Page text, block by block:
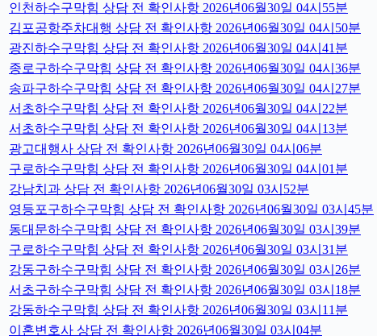
인천하수구막힘 상담 전 확인사항 2026년06월30일 04시55분
김포공항주차대행 상담 전 확인사항 2026년06월30일 04시50분
광진하수구막힘 상담 전 확인사항 2026년06월30일 04시41분
종로구하수구막힘 상담 전 확인사항 2026년06월30일 04시36분
송파구하수구막힘 상담 전 확인사항 2026년06월30일 04시27분
서초하수구막힘 상담 전 확인사항 2026년06월30일 04시22분
서초하수구막힘 상담 전 확인사항 2026년06월30일 04시13분
광고대행사 상담 전 확인사항 2026년06월30일 04시06분
구로하수구막힘 상담 전 확인사항 2026년06월30일 04시01분
강남치과 상담 전 확인사항 2026년06월30일 03시52분
영등포구하수구막힘 상담 전 확인사항 2026년06월30일 03시45분
동대문하수구막힘 상담 전 확인사항 2026년06월30일 03시39분
구로하수구막힘 상담 전 확인사항 2026년06월30일 03시31분
강동구하수구막힘 상담 전 확인사항 2026년06월30일 03시26분
서초구하수구막힘 상담 전 확인사항 2026년06월30일 03시18분
강동하수구막힘 상담 전 확인사항 2026년06월30일 03시11분
이혼변호사 상담 전 확인사항 2026년06월30일 03시04분